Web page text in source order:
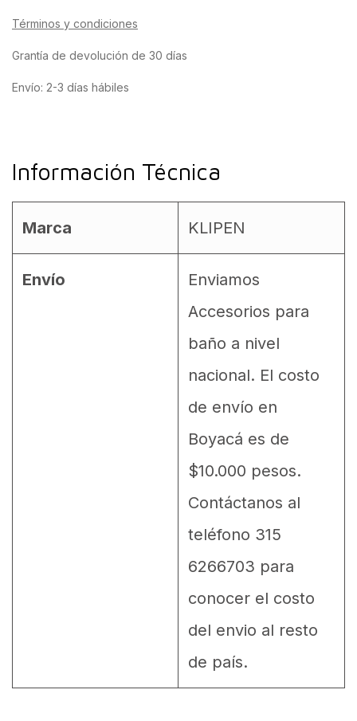
Términos y condiciones
Grantía de devolución de 30 días
Envío: 2-3 días hábiles
Información Técnica
Marca KLIPEN
Envío
Enviamos
Accesorios para
baño a nivel
nacional. El costo
de envío en
Boyacá es de
$10.000 pesos.
Contáctanos al
teléfono 315
6266703 para
conocer el costo
del envio al resto
de país.